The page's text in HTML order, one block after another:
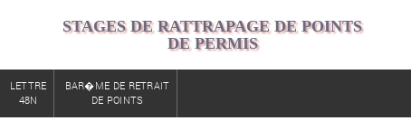
STAGES DE RATTRAPAGE DE POINTS
DE PERMIS
LETTRE
48N
BAR�ME DE RETRAIT
DE POINTS